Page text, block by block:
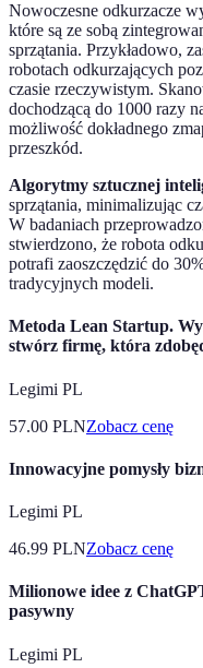
Nowoczesne odkurzacze
które są ze sobą
sprzątania. Przykładowo,
robotach odkurzających
czasie rzeczywistym.
dochodzącą do 1000 razy
możliwość dokładnego
przeszkód.
Algorytmy sztucznej
sprzątania, minimalizując
W badaniach
stwierdzono, że robota
potrafi zaoszczędzić do
tradycyjnych modeli.
Metoda Lean Startup.
stwórz firmę, która
Legimi PL
57.00 PLNZobacz cenę
Innowacyjne pomysły
Legimi PL
46.99 PLNZobacz cenę
Milionowe idee z
pasywny
Legimi PL